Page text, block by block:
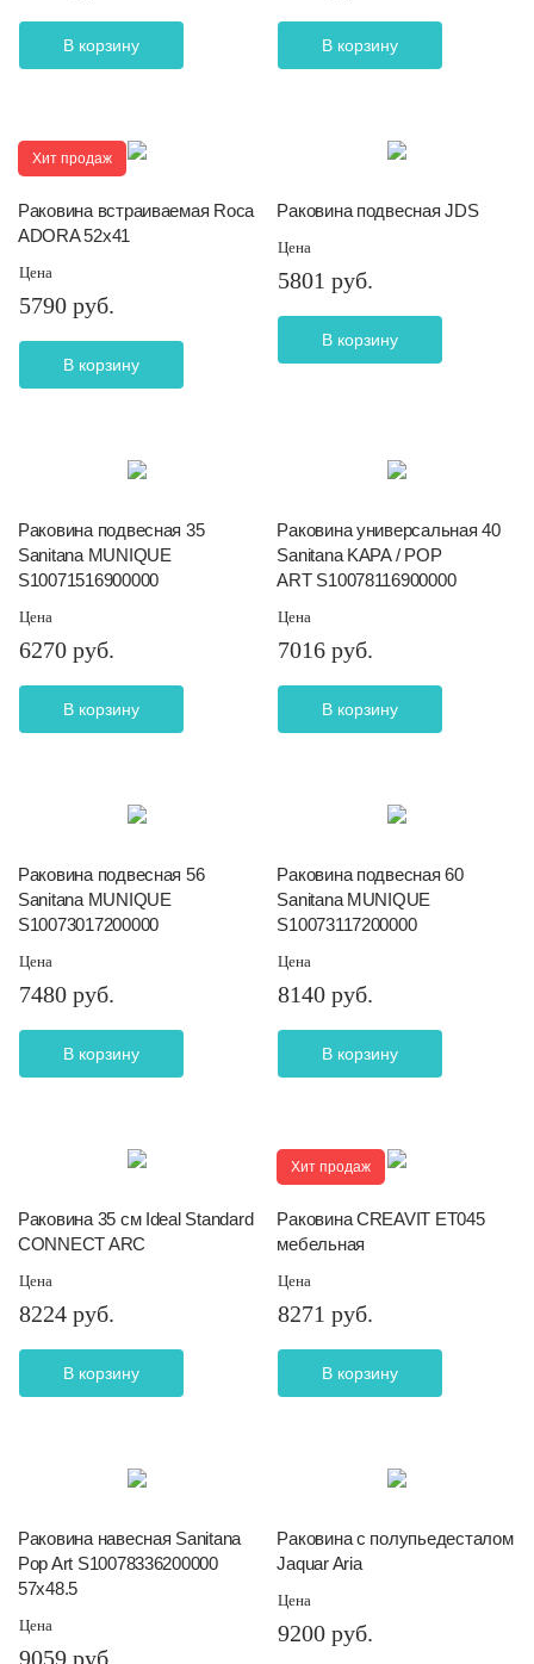
В корзину В корзину
Хит продаж
Раковина встраиваемая Roca
ADORA 52x41
Цена
5790 руб.
В корзину
Раковина подвесная JDS
Цена
5801 руб.
В корзину
Раковина подвесная 35
Sanitana MUNIQUE
S10071516900000
Цена
6270 руб.
В корзину
Раковина универсальная 40
Sanitana KAPA / POP
ART S10078116900000
Цена
7016 руб.
В корзину
Раковина подвесная 56
Sanitana MUNIQUE
S10073017200000
Цена
7480 руб.
В корзину
Раковина подвесная 60
Sanitana MUNIQUE
S10073117200000
Цена
8140 руб.
В корзину
Раковина 35 см Ideal Standard
CONNECT ARC
Цена
8224 руб.
В корзину
Хит продаж
Раковина CREAVIT ET045
мебельная
Цена
8271 руб.
В корзину
Раковина навесная Sanitana
Pop Art S10078336200000
57х48.5
Цена
9059 руб.
Раковина c полупьедесталом
Jaquar Aria
Цена
9200 руб.